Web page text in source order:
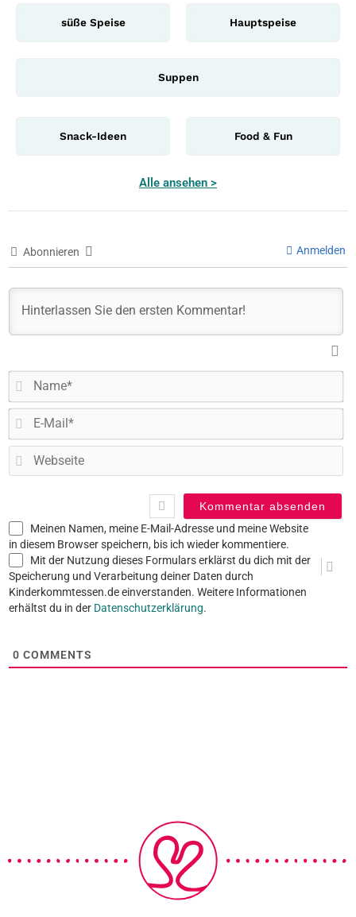
süße Speise Hauptspeise
Suppen
Snack-Ideen Food & Fun
Alle ansehen >
Abonnieren Anmelden
E-
Meinen Namen, meine E-Mail-Adresse und meine Website
in diesem Browser speichern, bis ich wieder kommentiere.
Mit der Nutzung dieses Formulars erklärst du dich mit der
Speicherung und Verarbeitung deiner Daten durch
Kinderkommtessen.de einverstanden. Weitere Informationen
erhältst du in der Datenschutzerklärung.
0 COMMENTS